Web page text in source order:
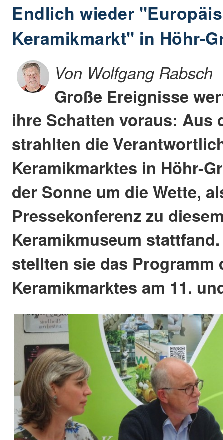
Endlich wieder
Keramikmarkt" in Höhr-
Von Wolfgang Rabsch
Große Ereignisse
ihre Schatten voraus: Aus
strahlten die
Keramikmarktes in Höhr-
der Sonne um die Wette,
Pressekonferenz zu
Keramikmuseum
stellten sie das Programm
Keramikmarktes am 11.